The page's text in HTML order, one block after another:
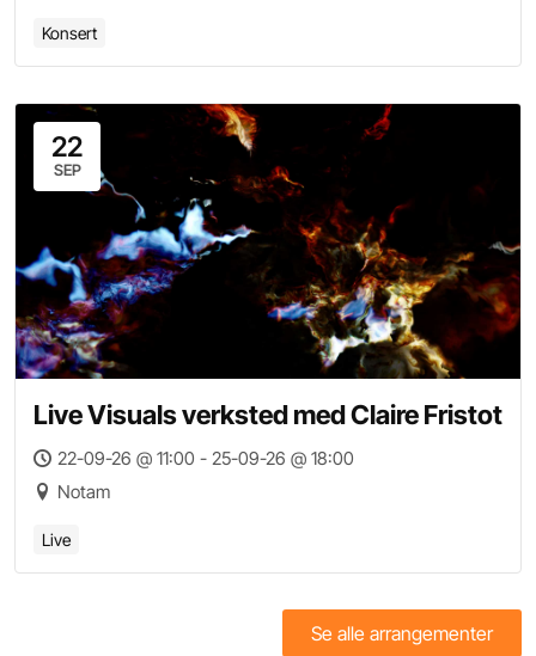
Konsert
22
SEP
Live Visuals verksted med Claire Fristot
22-09-26 @ 11:00 - 25-09-26 @ 18:00
Notam
Live
Se alle arrangementer